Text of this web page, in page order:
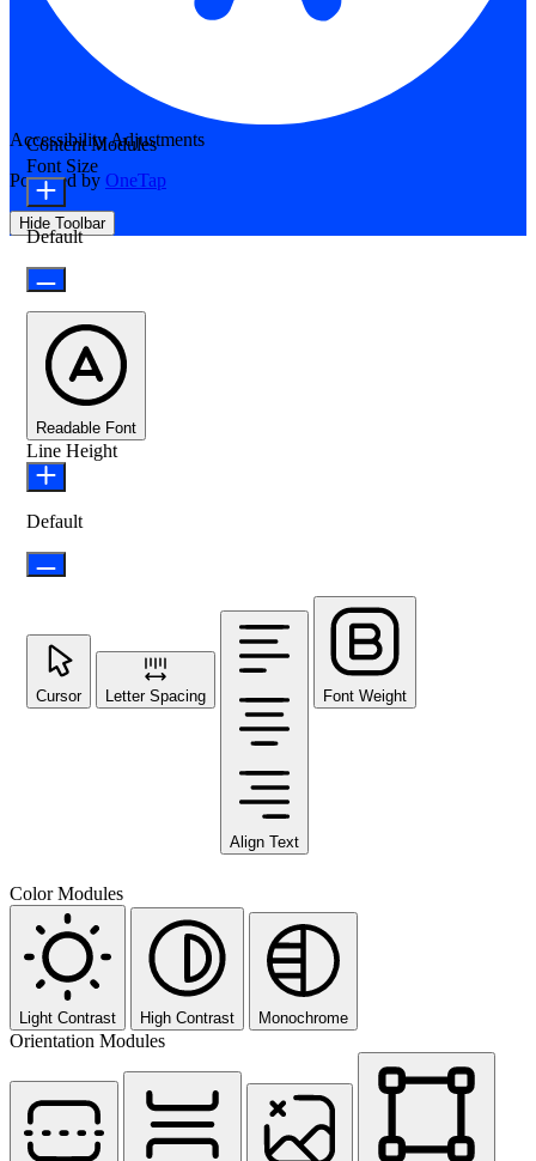
Accessibility Adjustments
Powered by OneTap
Hide Toolbar
Content Modules
Font Size
Default
Readable Font
Line Height
Default
Cursor Letter Spacing
Align Text
Font Weight
Color Modules
Light Contrast High Contrast Monochrome
Orientation Modules